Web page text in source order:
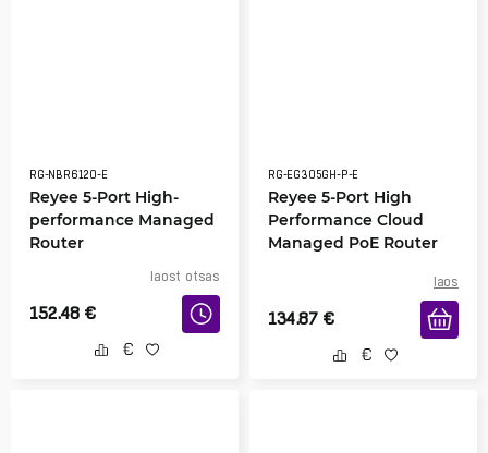
RG-NBR6120-E
Reyee 5-Port High-
performance Managed
Router
laost otsas
152.48 €
RG-EG305GH-P-E
Reyee 5-Port High
Performance Cloud
Managed PoE Router
laos
134.87 €